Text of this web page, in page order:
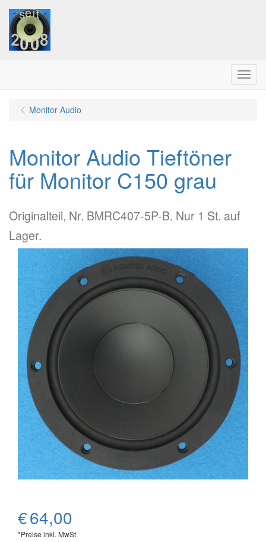
Menu
Monitor Audio
Monitor Audio Tieftöner
für Monitor C150 grau
Originalteil, Nr. BMRC407-5P-B. Nur 1 St. auf
Lager.
€64,00
*Preise inkl. MwSt.